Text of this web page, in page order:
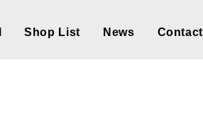
Shop List News Contact